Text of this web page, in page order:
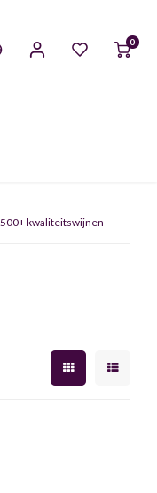
0
500+ kwaliteitswijnen